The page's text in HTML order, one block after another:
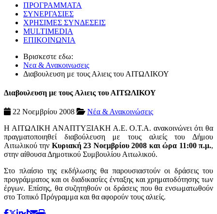
ΠΡΟΓΡΑΜΜΑΤΑ
ΣΥΝΕΡΓΑΣΙΕΣ
ΧΡΗΣΙΜΕΣ ΣΥΝΔΕΣΕΙΣ
MULTIMEDIA
ΕΠΙΚΟΙΝΩΝΙΑ
Βρισκεστε εδω:
Νεα & Ανακοινωσεις
Διαβουλευση με τους Αλιεις του ΑΙΤΩΛΙΚΟΥ
Διαβουλευση με τους Αλιεις του ΑΙΤΩΛΙΚΟΥ
22 Νοεμβρίου 2008
Νέα & Ανακοινώσεις
Η ΑΙΤΩΛΙΚΗ ΑΝΑΠΤΥΞΙΑΚΗ Α.Ε. Ο.Τ.Α. ανακοινώνει ότι θα
πραγματοποιηθεί διαβούλευση με τους αλιείς του Δήμου
Αιτωλικού την Κυριακή 23 Νοεμβρίου 2008 και ώρα 11:00 π.μ.,
στην αίθουσα Δημοτικού Συμβουλίου Αιτωλικού.
Στο πλαίσιο της εκδήλωσης θα παρουσιαστούν οι δράσεις του
προγράμματος και οι διαδικασίες ένταξης και χρηματοδότησης των
έργων. Επίσης, θα συζητηθούν οι δράσεις που θα ενσωματωθούν
στο Τοπικό Πρόγραμμα και θα αφορούν τους αλιείς.